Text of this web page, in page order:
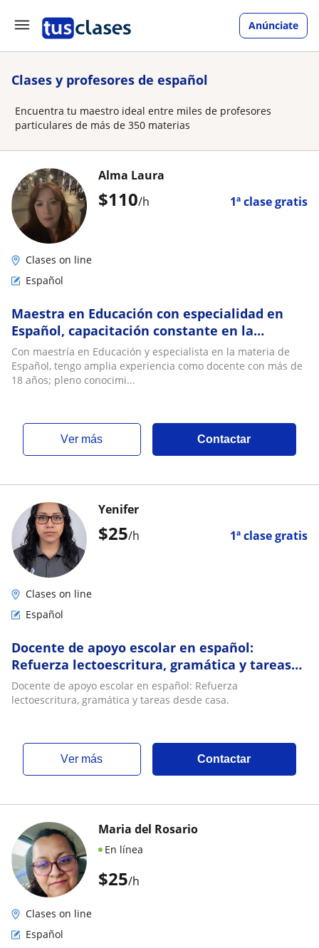
Anúnciate
Clases y profesores de español
Encuentra tu maestro ideal entre miles de profesores
particulares de más de 350 materias
$110/h 1ª clase gratis
Alma Laura
Clases on line
Español
Maestra en Educación con especialidad en
Español, capacitación constante en la
materia y conocimiento de planes de estudio
y Tics
Con maestría en Educación y especialista en la materia de
Español, tengo amplia experiencia como docente con más de
18 años; pleno conocimi...
ver más Contactar
$25/h 1ª clase gratis
Yenifer
Clases on line
Español
Docente de apoyo escolar en español:
Refuerza lectoescritura, gramática y tareas
desde casa
Docente de apoyo escolar en español: Refuerza
lectoescritura, gramática y tareas desde casa.
ver más Contactar
$25/h
Maria del Rosario
En línea
Clases on line
Español